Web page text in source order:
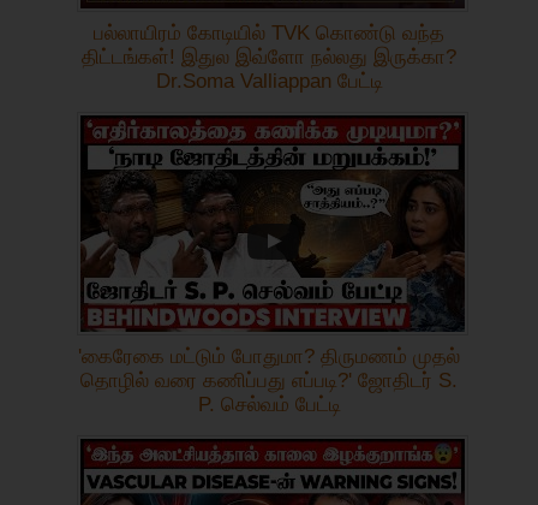
பல்லாயிரம் கோடியில் TVK கொண்டு வந்த
திட்டங்கள்! இதுல இவ்ளோ நல்லது இருக்கா?
Dr.Soma Valliappan பேட்டி
'கைரேகை மட்டும் போதுமா? திருமணம் முதல்
தொழில் வரை கணிப்பது எப்படி?' ஜோதிடர் S.
P. செல்வம் பேட்டி